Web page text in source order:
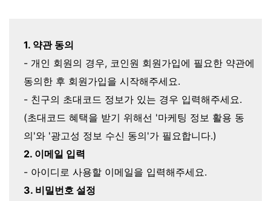
1. 약관 동의
- 개인 회원의 경우, 코인원 회원가입에 필요한 약관에
동의한 후 회원가입을 시작해주세요.
- 친구의 초대코드 정보가 있는 경우 입력해주세요.
(초대코드 혜택을 받기 위해선 '마케팅 정보 활용 동
의'와 '광고성 정보 수신 동의'가 필요합니다.)
2. 이메일 입력
- 아이디로 사용할 이메일을 입력해주세요.
3. 비밀번호 설정